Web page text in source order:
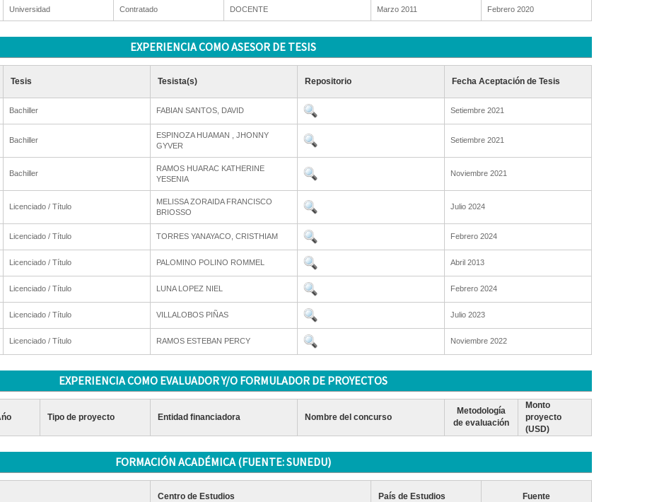
Universidad Contratado DOCENTE Marzo 2011 Febrero 2020
EXPERIENCIA COMO ASESOR DE TESIS
Tesis Tesista(s) Repositorio Fecha Aceptación de Tesis
Bachiller FABIAN SANTOS, DAVID Setiembre 2021
Bachiller
ESPINOZA HUAMAN , JHONNY
GYVER
Setiembre 2021
Bachiller
RAMOS HUARAC KATHERINE
YESENIA
Noviembre 2021
Licenciado / Título
MELISSA ZORAIDA FRANCISCO
BRIOSSO
Julio 2024
Licenciado / Título TORRES YANAYACO, CRISTHIAM Febrero 2024
Licenciado / Título PALOMINO POLINO ROMMEL Abril 2013
Licenciado / Título LUNA LOPEZ NIEL Febrero 2024
Licenciado / Título VILLALOBOS PIÑAS Julio 2023
Licenciado / Título RAMOS ESTEBAN PERCY Noviembre 2022
EXPERIENCIA COMO EVALUADOR Y/O FORMULADOR DE PROYECTOS
Tipo de proyecto Entidad financiadora Nombre del concurso
Metodología
de evaluación
Monto
proyecto
(USD)
FORMACIÓN ACADÉMICA (FUENTE: SUNEDU)
Centro de Estudios País de Estudios Fuente